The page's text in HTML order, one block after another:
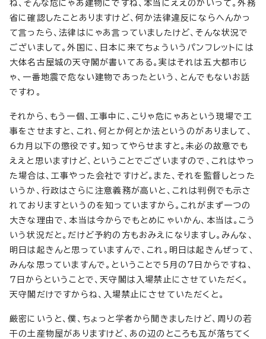
ね、そんな危にゃあ建物にですね、本当にええのかいって。外務
省に確認したことありますけど、何か法律違反にならへんかっ
て言ったら、法律はにゃあ言っていましたけど、そんな状況で
ございまして。外国に、日本に来てちょういうパンフレットには
大体名古屋城の天守閣が書いてある。実はそれは五大都市じ
ゃ、一番地震で危ない建物であったという、とんでもないお話
ですわ。
それから、もう一個、工事中に、こりゃ危にゃあという現場で工
事をさせますと、これ、何とか何とか法というのがありまして、
6カ月以下の懲役です。知ってやらせますと。未必の故意でも
ええと思いますけど、ということでございますので、これはやっ
た場合は、工事やった会社ですけど。また、それを監督しとった
いうか、行政はさらに注意義務が高いと、これは判例でも示さ
れておりますというのを知っていますから。これがまず一つの
大きな理由で、本当は今からでもとめにゃいかん、本当は。こう
いう状況だと。だけど予約の方もおみえになりますし。みんな、
明日は起きんと思っていますんで、これ。明日は起きんぜって、
みんな思っていますんで。ということで5月の7日からですね、
7日からということで、天守閣は入場禁止にさせていただく。
天守閣だけですからね、入場禁止にさせていただくと。
厳密にいうと、僕、ちょっと学者から聞きましたけど、周りの若
干の土産物屋がありますけど、あの辺のところも瓦が落ちてく